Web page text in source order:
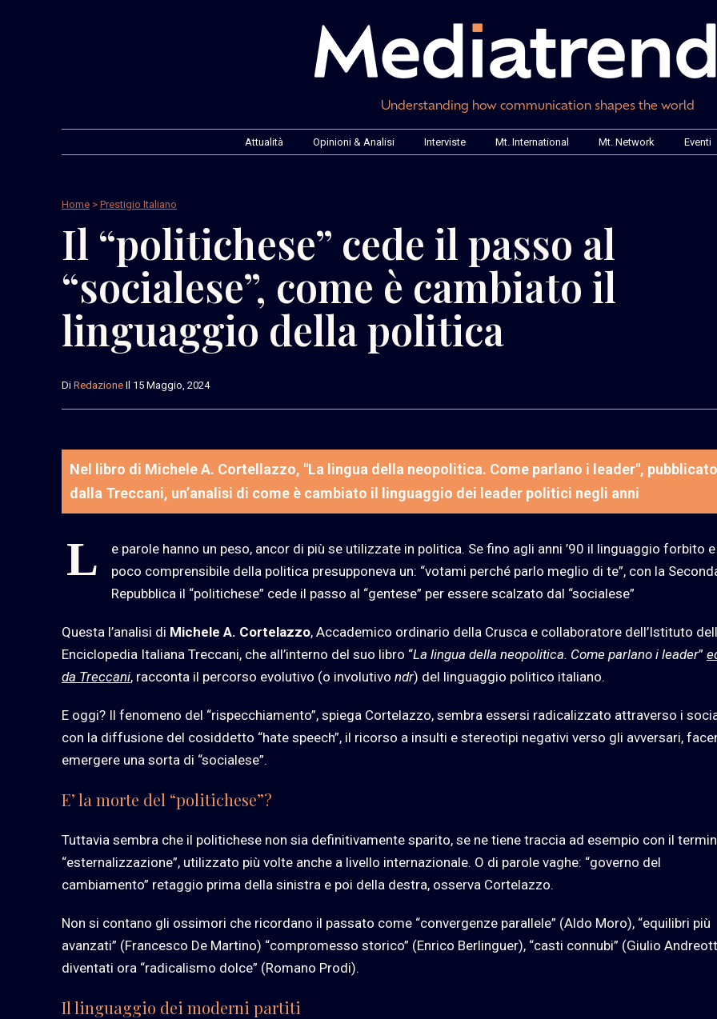
Understanding how communication shapes the world
Attualità Opinioni & Analisi Interviste Mt. International Mt. Network Eventi
Home > Prestigio Italiano
Il “politichese” cede il passo al
“socialese”, come è cambiato il
linguaggio della politica
Di Redazione Il 15 Maggio, 2024
Nel libro di Michele A. Cortellazzo, "La lingua della neopolitica. Come parlano i leader", pubblicato
dalla Treccani, un’analisi di come è cambiato il linguaggio dei leader politici negli anni
L
e parole hanno un peso, ancor di più se utilizzate in politica. Se fino agli anni ’90 il linguaggio forbito e
poco comprensibile della politica presupponeva un: “votami perché parlo meglio di te”, con la
Repubblica il “politichese” cede il passo al “gentese” per essere scalzato dal “socialese”
Questa l’analisi di Michele A. Cortelazzo, Accademico ordinario della Crusca e collaboratore dell’Istituto
Enciclopedia Italiana Treccani, che all’interno del suo libro “La lingua della neopolitica. Come parlano i leader”
da Treccani, racconta il percorso evolutivo (o involutivo ndr) del linguaggio politico italiano.
E oggi? Il fenomeno del “rispecchiamento”, spiega Cortelazzo, sembra essersi radicalizzato attraverso i
con la diffusione del cosiddetto “hate speech”, il ricorso a insulti e stereotipi negativi verso gli avversari,
emergere una sorta di “socialese”.
E’ la morte del “politichese”?
Tuttavia sembra che il politichese non sia definitivamente sparito, se ne tiene traccia ad esempio con il
“esternalizzazione”, utilizzato più volte anche a livello internazionale. O di parole vaghe: “governo del
cambiamento” retaggio prima della sinistra e poi della destra, osserva Cortelazzo.
Non si contano gli ossimori che ricordano il passato come “convergenze parallele” (Aldo Moro), “equilibri più
avanzati” (Francesco De Martino) “compromesso storico” (Enrico Berlinguer), “casti connubi” (Giulio
diventati ora “radicalismo dolce” (Romano Prodi).
Il linguaggio dei moderni partiti